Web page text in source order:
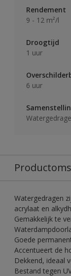
Rendement
9 - 12 m²/l
Droogtijd
1 uur
6 uur
Watergedragen
acrylaat en
Gemakkelijk te
Goede
Accentueert de
Dekkend, ideaal
Bestand tegen